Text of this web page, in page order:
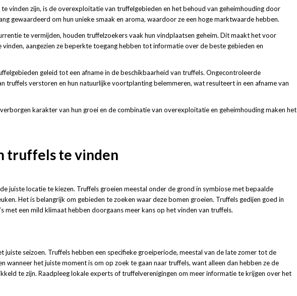
vinden zijn, is de overexploitatie van truffelgebieden en het behoud van geheimhouding door
gewaardeerd om hun unieke smaak en aroma, waardoor ze een hoge marktwaarde hebben.
te vermijden, houden truffelzoekers vaak hun vindplaatsen geheim. Dit maakt het voor
aangezien ze beperkte toegang hebben tot informatie over de beste gebieden en
geleid tot een afname in de beschikbaarheid van truffels. Ongecontroleerde
truffels verstoren en hun natuurlijke voortplanting belemmeren, wat resulteert in een afname van
karakter van hun groei en de combinatie van overexploitatie en geheimhouding maken het
truffels te vinden
juiste locatie te kiezen. Truffels groeien meestal onder de grond in symbiose met bepaalde
Het is belangrijk om gebieden te zoeken waar deze bomen groeien. Truffels gedijen goed in
met een mild klimaat hebben doorgaans meer kans op het vinden van truffels.
juiste seizoen. Truffels hebben een specifieke groeiperiode, meestal van de late zomer tot de
wanneer het juiste moment is om op zoek te gaan naar truffels, want alleen dan hebben ze de
te zijn. Raadpleeg lokale experts of truffelverenigingen om meer informatie te krijgen over het